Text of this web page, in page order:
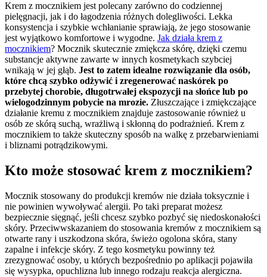
Krem z mocznikiem jest polecany zarówno do codziennej
pielęgnacji, jak i do łagodzenia różnych dolegliwości. Lekka
konsystencja i szybkie wchłanianie sprawiają, że jego stosowanie
jest wyjątkowo komfortowe i wygodne. Jak działa krem z
mocznikiem? Mocznik skutecznie zmiękcza skórę, dzięki czemu
substancje aktywne zawarte w innych kosmetykach szybciej
wnikają w jej głąb. Jest to zatem idealne rozwiązanie dla osób,
które chcą szybko odżywić i zregenerować naskórek po
przebytej chorobie, długotrwałej ekspozycji na słońce lub po
wielogodzinnym pobycie na mrozie. Złuszczające i zmiękczające
działanie kremu z mocznikiem znajduje zastosowanie również u
osób ze skórą suchą, wrażliwą i skłonną do podrażnień. Krem z
mocznikiem to także skuteczny sposób na walkę z przebarwieniami
i bliznami potrądzikowymi.
Kto może stosować krem z mocznikiem?
Mocznik stosowany do produkcji kremów nie działa toksycznie i
nie powinien wywoływać alergii. Po taki preparat możesz
bezpiecznie sięgnąć, jeśli chcesz szybko pozbyć się niedoskonałości
skóry. Przeciwwskazaniem do stosowania kremów z mocznikiem są
otwarte rany i uszkodzona skóra, świeżo ogolona skóra, stany
zapalne i infekcje skóry. Z tego kosmetyku powinny też
zrezygnować osoby, u których bezpośrednio po aplikacji pojawiła
się wysypka, opuchlizna lub innego rodzaju reakcja alergiczna.